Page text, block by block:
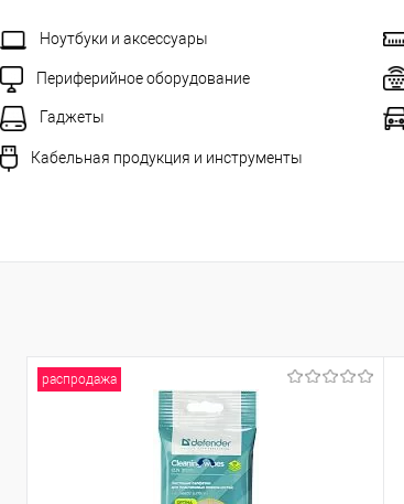
Ноутбуки и аксессуары
Периферийное оборудование
Гаджеты
Кабельная продукция и инструменты
распродажа